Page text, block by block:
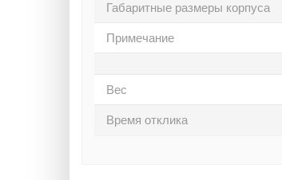
Габаритные размеры корпуса
Примечание
Вес
Время отклика